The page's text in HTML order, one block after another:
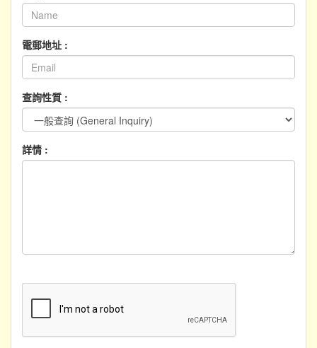
電郵地址 :
查詢性質 :
詳情 :